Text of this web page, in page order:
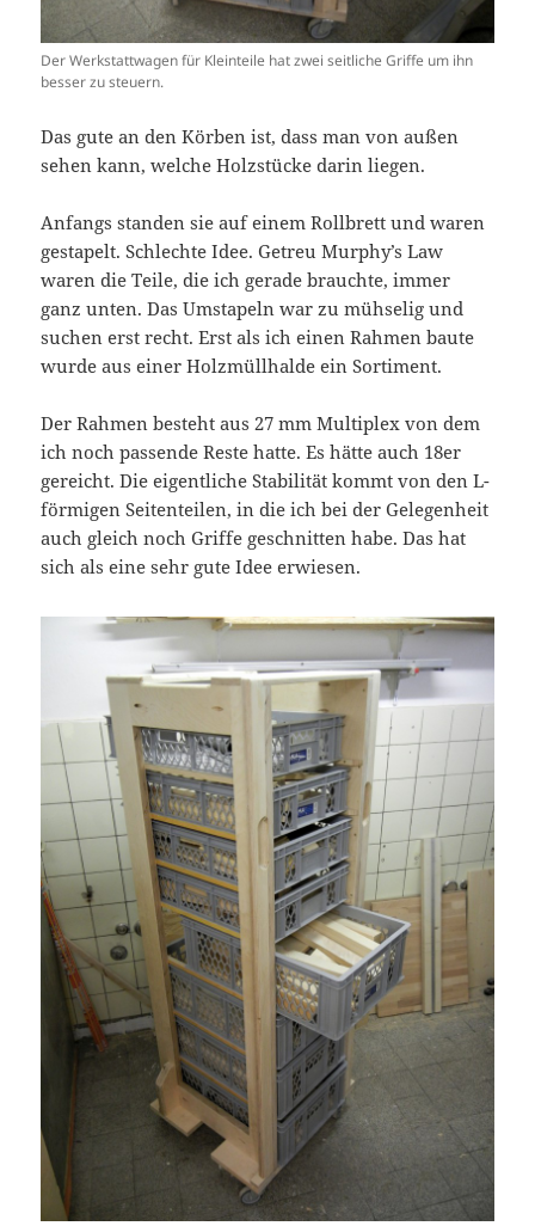
Der Werkstattwagen für Kleinteile hat zwei seitliche Griffe um ihn
besser zu steuern.
Das gute an den Körben ist, dass man von außen
sehen kann, welche Holzstücke darin liegen.
Anfangs standen sie auf einem Rollbrett und waren
gestapelt. Schlechte Idee. Getreu Murphy’s Law
waren die Teile, die ich gerade brauchte, immer
ganz unten. Das Umstapeln war zu mühselig und
suchen erst recht. Erst als ich einen Rahmen baute
wurde aus einer Holzmüllhalde ein Sortiment.
Der Rahmen besteht aus 27 mm Multiplex von dem
ich noch passende Reste hatte. Es hätte auch 18er
gereicht. Die eigentliche Stabilität kommt von den L-
förmigen Seitenteilen, in die ich bei der Gelegenheit
auch gleich noch Griffe geschnitten habe. Das hat
sich als eine sehr gute Idee erwiesen.